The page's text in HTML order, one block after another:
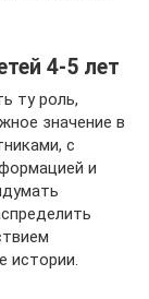
4-5 лет
ту роль,
значение в
с
и
истории.